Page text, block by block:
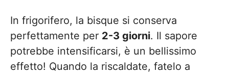
In frigorifero, la bisque si conserva
perfettamente per 2-3 giorni. Il sapore
potrebbe intensificarsi, è un bellissimo
effetto! Quando la riscaldate, fatelo a